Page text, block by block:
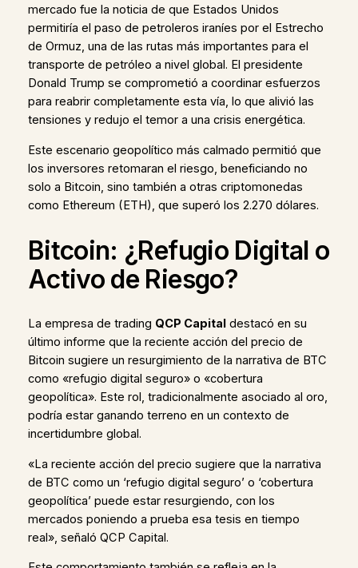
mercado fue la noticia de que Estados Unidos
permitiría el paso de petroleros iraníes por el Estrecho
de Ormuz, una de las rutas más importantes para el
transporte de petróleo a nivel global. El presidente
Donald Trump se comprometió a coordinar esfuerzos
para reabrir completamente esta vía, lo que alivió las
tensiones y redujo el temor a una crisis energética.
Este escenario geopolítico más calmado permitió que
los inversores retomaran el riesgo, beneficiando no
solo a Bitcoin, sino también a otras criptomonedas
como Ethereum (ETH), que superó los 2.270 dólares.
Bitcoin: ¿Refugio Digital o
Activo de Riesgo?
La empresa de trading QCP Capitaldestacó en su
último informe que la reciente acción del precio de
Bitcoin sugiere un resurgimiento de la narrativa de BTC
como «refugio digital seguro» o «cobertura
geopolítica». Este rol, tradicionalmente asociado al oro,
podría estar ganando terreno en un contexto de
incertidumbre global.
«La reciente acción del precio sugiere que la narrativa
de BTC como un ‘refugio digital seguro’ o ‘cobertura
geopolítica’ puede estar resurgiendo, con los
mercados poniendo a prueba esa tesis en tiempo
real», señaló QCP Capital.